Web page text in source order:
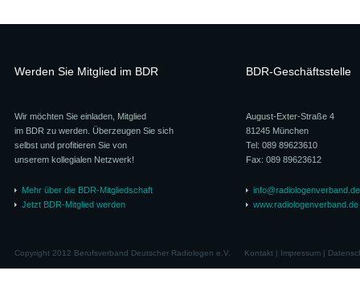
Werden Sie Mitglied im BDR
Wir möchten Sie einladen, Mitglied
im BDR zu werden. Überzeugen Sie sich
selbst und profitieren Sie von
unserem kollegialen Netzwerk!
Mehr über die BDR-Mitgliedschaft
Jetzt BDR-Mitglied werden
BDR-Geschäftsstelle
August-Exter-Straße 4
81245 München
Tel: 089 89623610
Fax: 089 89623612
info@radiologenverband.de
www.radiologenverband.de
Copyright 2012 Berufsverband Deutscher Radiologen e.V. Kontakt| Impressum|